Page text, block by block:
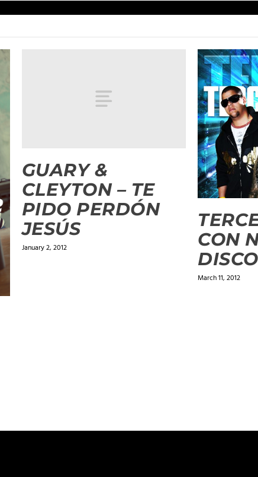
GUARY &
CLEYTON – TE
PIDO PERDÓN
JESÚS
January 2, 2012
CON
DISCO
March 11, 2012